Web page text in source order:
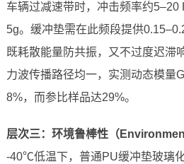
车辆过减速带时，冲击频率约5–20
5g。缓冲垫需在此频段提供
既耗散能量防共振，又不过度迟滞
力波传播路径均一，实测动态模量
8%，而参比样品达29%。
层次三：环境鲁棒性（
-40℃低温下，普通PU缓冲垫玻璃